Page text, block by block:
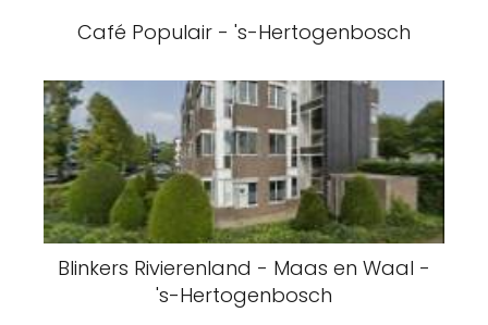
Café Populair - 's-Hertogenbosch
Blinkers Rivierenland - Maas en Waal -
's-Hertogenbosch